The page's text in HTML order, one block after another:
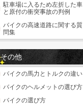
駐車場に入るため左折した車
と原付の衝突事故の判例
バイクの高速道路に関する質
問集
その他
バイクの馬力とトルクの違い
バイクのヘルメットの選び方
バイクの選び方